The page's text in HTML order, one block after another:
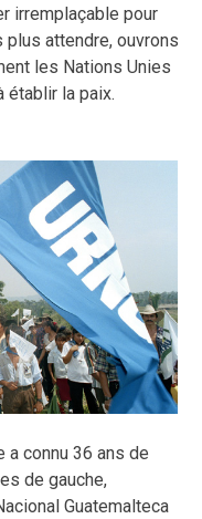
irremplaçable pour
attendre, ouvrons
les Nations Unies
établir la paix.
a connu 36 ans de
de gauche,
Guatemalteca